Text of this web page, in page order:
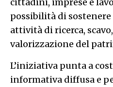
possibilità di
attività di ricerca,
valorizzazione del
L’iniziativa punta a
informativa diffusa e